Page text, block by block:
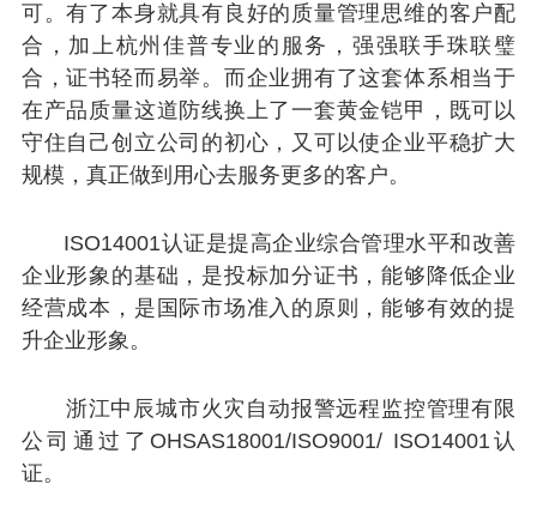
可。有了本身就具有良好的质量管理思维的客户配
合，加上杭州佳普专业的服务，强强联手珠联璧
合，证书轻而易举。 而企业拥有了这套体系相当于
在产品质量这道防线换上了一套黄金铠甲，既可以
守住自己创立公司的初心，又可以使企业平稳扩大
规模，真正做到用心去服务更多的客户。
ISO14001认证是提高企业综合管理水平和改善
企业形象的基础，是投标加分证书，能够降低企业
经营成本，是国际市场准入的原则，能够有效的提
升企业形象。
浙江中辰城市火灾自动报警远程监控管理有限
公司通过了OHSAS18001/ISO9001/ ISO14001认
证。